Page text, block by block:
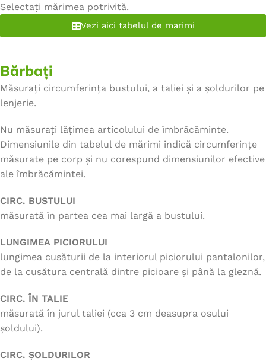
Selectați mărimea potrivită.
Vezi aici tabelul de marimi
Bărbați
Măsurați circumferința bustului, a taliei și a șoldurilor pe
lenjerie.
Nu măsurați lățimea articolului de îmbrăcăminte.
Dimensiunile din tabelul de mărimi indică circumferințe
măsurate pe corp și nu corespund dimensiunilor efective
ale îmbrăcămintei.
CIRC. BUSTULUI
măsurată în partea cea mai largă a bustului.
LUNGIMEA PICIORULUI
lungimea cusăturii de la interiorul piciorului pantalonilor,
de la cusătura centrală dintre picioare și până la gleznă.
CIRC. ÎN TALIE
măsurată în jurul taliei (cca 3 cm deasupra osului
șoldului).
CIRC. ȘOLDURILOR